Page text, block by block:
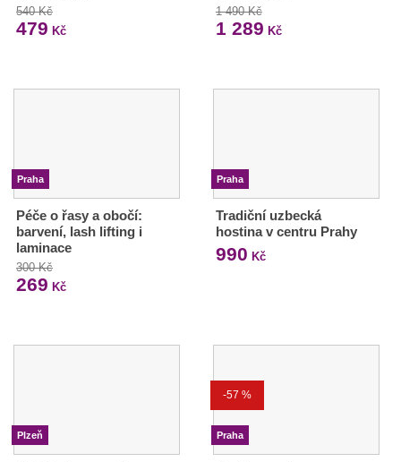
540 Kč
479 Kč
1 490 Kč
1 289 Kč
Praha
Péče o řasy a obočí:
barvení, lash lifting i
laminace
300 Kč
269 Kč
Praha
Tradiční uzbecká
hostina v centru Prahy
990 Kč
Plzeň
-57 %
Praha